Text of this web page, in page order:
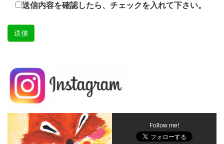
送信内容を確認したら、チェックを入れて下さい。
Follow me!